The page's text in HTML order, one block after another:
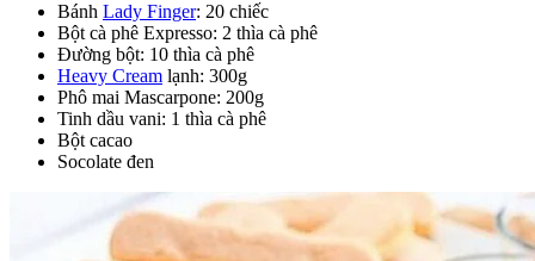
Bánh Lady Finger: 20 chiếc
Bột cà phê Expresso: 2 thìa cà phê
Đường bột: 10 thìa cà phê
Heavy Cream lạnh: 300g
Phô mai Mascarpone: 200g
Tinh dầu vani: 1 thìa cà phê
Bột cacao
Socolate đen